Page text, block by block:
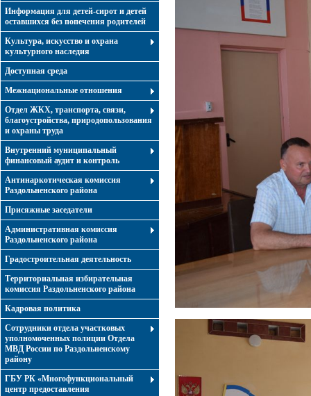
Информация для детей-сирот и детей
оставшихся без попечения родителей
Культура, искусство и охрана
культурного наследия
Доступная среда
Межнациональные отношения
Отдел ЖКХ, транспорта, связи,
благоустройства, природопользования
и охраны труда
Внутренний муниципальный
финансовый аудит и контроль
Антинаркотическая комиссия
Раздольненского района
Присяжные заседатели
Административная комиссия
Раздольненского района
Градостроительная деятельность
Территориальная избирательная
комиссия Раздольненского района
Кадровая политика
Сотрудники отдела участковых
уполномоченных полиции Отдела
МВД России по Раздольненскому
району
ГБУ РК «Многофункциональный
центр предоставления